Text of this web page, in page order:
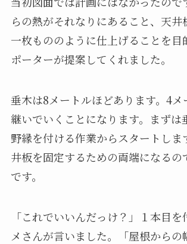
らの熱がそれなりにあること、天井
一枚もののように仕上げることを目
ポーターが提案してくれました。
垂木は8メートルほどあります。4メ
継いでいくことになります。まずは
野縁を付ける作業からスタートしま
井板を固定するための両端になるの
です。
「これでいいんだっけ？」１本目を
メさんが言いました。「屋根からの